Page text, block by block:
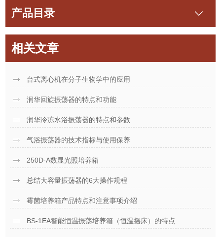
产品目录
相关文章
台式离心机在分子生物学中的应用
润华回旋振荡器的特点和功能
润华冷冻水浴振荡器的特点和参数
气浴振荡器的技术指标与使用保养
250D-A数显光照培养箱
总结大容量振荡器的6大操作规程
霉菌培养箱产品特点和注意事项介绍
BS-1EA智能恒温振荡培养箱（恒温摇床）的特点